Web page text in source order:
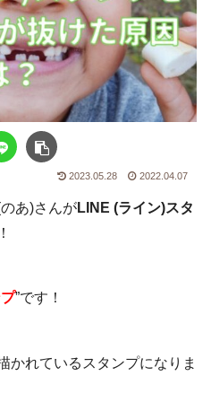
2023.05.28 2022.04.07
あ)さんがLINE (ライン)スタ
”です！
かれているスタンプになりま